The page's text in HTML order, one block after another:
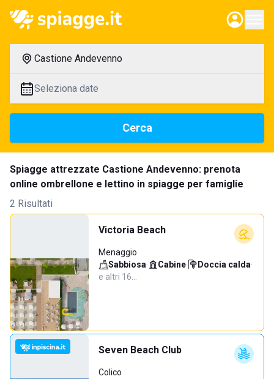
Castione Andevenno
Seleziona date
Cerca
Spiagge attrezzate Castione Andevenno: prenota
online ombrellone e lettino in spiagge per famiglie
2 Risultati
Victoria Beach
Menaggio
Sabbiosa· Cabine· Doccia calda·
e altri 16…
Seven Beach Club
Colico